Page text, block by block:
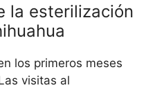
la esterilización
los primeros meses
visitas al